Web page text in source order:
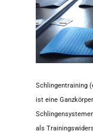
Schlingentraining
ist eine
als